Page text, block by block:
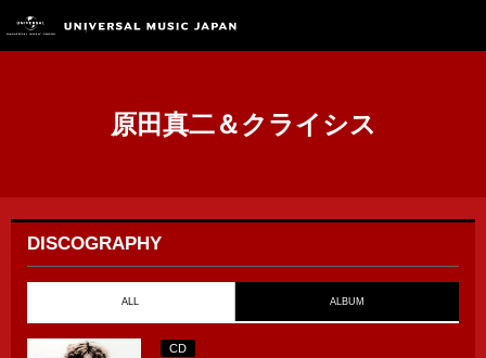
原田真二＆クライシス
DISCOGRAPHY
ALL ALBUM
CD